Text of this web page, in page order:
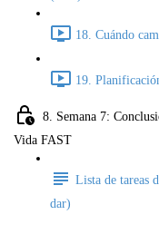
18. Cuándo
19.
8. Semana 7:
Vida FAST
Lista de tareas
dar)